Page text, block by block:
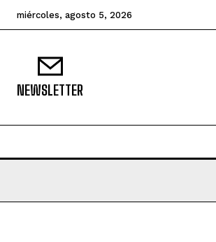
miércoles, agosto 5, 2026
NEWSLETTER